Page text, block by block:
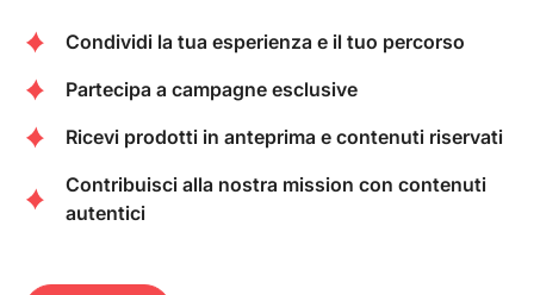
Condividi la tua esperienza e il tuo percorso
Partecipa a campagne esclusive
Ricevi prodotti in anteprima e contenuti riservati
Contribuisci alla nostra mission con contenuti
autentici